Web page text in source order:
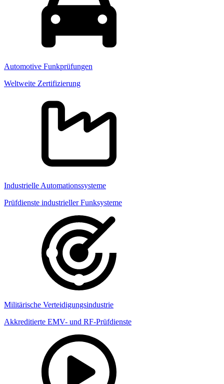
Automotive Funkprüfungen
Weltweite Zertifizierung
Industrielle Automationssysteme
Prüfdienste industrieller Funksysteme
Militärische Verteidigungsindustrie
Akkreditierte EMV- und RF-Prüfdienste